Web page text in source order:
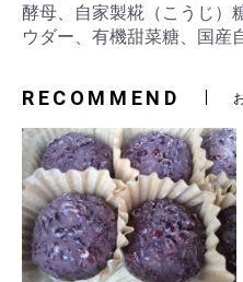
酵母、自家製糀（こうじ）
ウダー、有機甜菜糖、国産
RECOMMEND